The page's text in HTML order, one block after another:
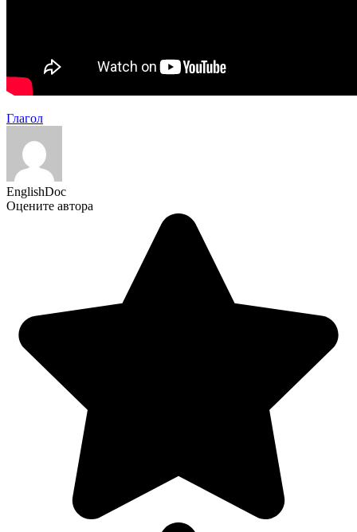
Глагол
EnglishDoc
Оцените автора